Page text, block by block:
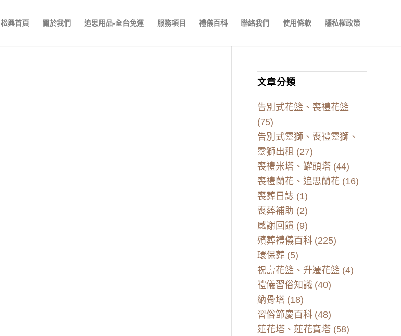
松興首頁 關於我們 追思用品-全台免運 服務項目 禮儀百科 聯絡我們 使用條款 隱私權政策
文章分類
告別式花籃、喪禮花籃
(75)
告別式靈獅、喪禮靈獅、
靈獅出租 (27)
喪禮米塔、罐頭塔 (44)
喪禮蘭花、追思蘭花(16)
喪葬日誌 (1)
喪葬補助 (2)
感謝回饋(9)
殯葬禮儀百科(225)
環保葬(5)
祝壽花籃、升遷花籃 (4)
禮儀習俗知識 (40)
納骨塔 (18)
習俗節慶百科(48)
蓮花塔、蓮花寶塔 (58)